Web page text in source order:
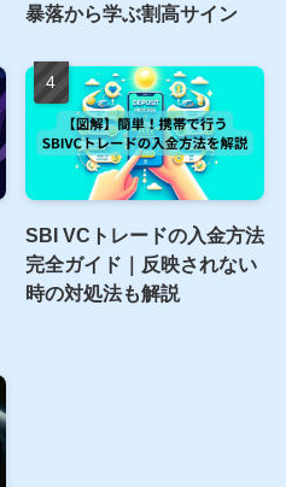
暴落から学ぶ割高サイン
SBI VCトレードの入金方法
完全ガイド｜反映されない
時の対処法も解説